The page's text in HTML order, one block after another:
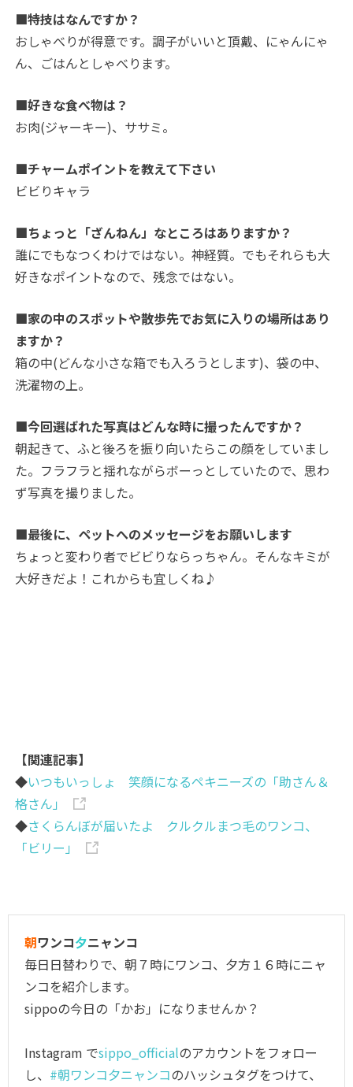
■特技はなんですか？
おしゃべりが得意です。調子がいいと頂戴、にゃんにゃ
ん、ごはんとしゃべります。
■好きな食べ物は？
お肉(ジャーキー)、ササミ。
■チャームポイントを教えて下さい
ビビりキャラ
■ちょっと「ざんねん」なところはありますか？
誰にでもなつくわけではない。神経質。でもそれらも大
好きなポイントなので、残念ではない。
■家の中のスポットや散歩先でお気に入りの場所はあり
ますか？
箱の中(どんな小さな箱でも入ろうとします)、袋の中、
洗濯物の上。
■今回選ばれた写真はどんな時に撮ったんですか？
朝起きて、ふと後ろを振り向いたらこの顔をしていまし
た。フラフラと揺れながらボーっとしていたので、思わ
ず写真を撮りました。
■最後に、ペットへのメッセージをお願いします
ちょっと変わり者でビビりならっちゃん。そんなキミが
大好きだよ！これからも宜しくね♪
【関連記事】
◆いつもいっしょ 笑顔になるペキニーズの「助さん＆
格さん」
◆さくらんぼが届いたよ クルクルまつ毛のワンコ、
「ビリー」
朝ワンコ夕ニャンコ
毎日日替わりで、朝７時にワンコ、夕方１６時にニャ
ンコを紹介します。
sippoの今日の「かお」になりませんか？
Instagram でsippo_officialのアカウントをフォロー
し、 #朝ワンコ夕ニャンコのハッシュタグをつけて、